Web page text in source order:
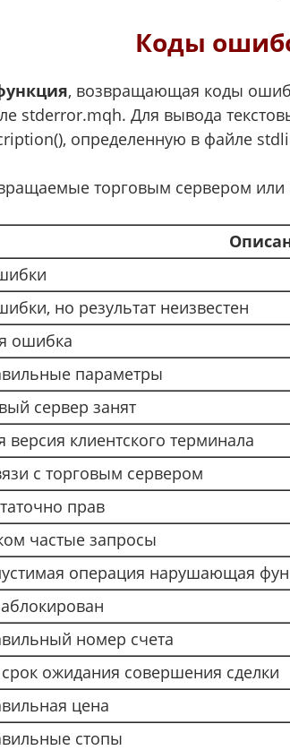
Коды
, возвращающая коды
stderror.mqh. Для вывода
определенную в файле
торговым сервером или
но результат неизвестен
ошибка
параметры
сервер занят
версия клиентского терминала
с торговым сервером
прав
частые запросы
операция нарушающая
номер счета
ожидания совершения сделки
цена
стопы